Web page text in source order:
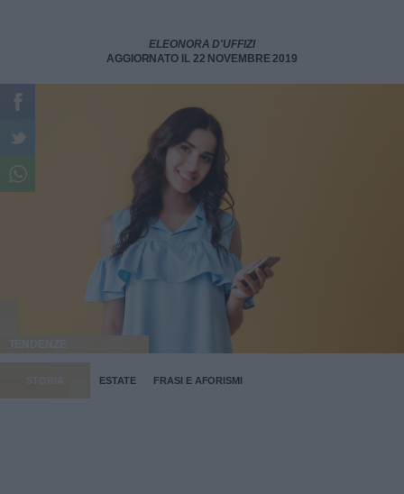
ELEONORA D'UFFIZI
AGGIORNATO IL 22 NOVEMBRE 2019
TENDENZE
STORIA ESTATE FRASI E AFORISMI